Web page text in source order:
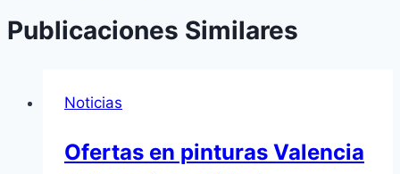
Publicaciones Similares
Noticias
Ofertas en pinturas Valencia